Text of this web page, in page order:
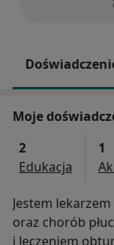
Moje
2
Edukacja
1
Jestem
oraz chorób
i leczeniem